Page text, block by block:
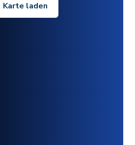
Karte laden